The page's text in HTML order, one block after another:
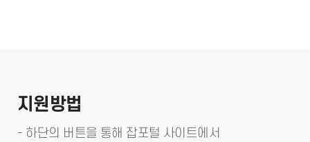
지원방법
하단의 버튼을 통해 잡포털 사이트에서